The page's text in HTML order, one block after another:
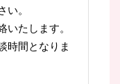
い。
いたします。
時間となりま